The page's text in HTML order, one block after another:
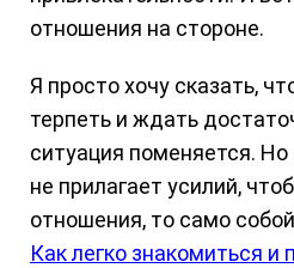
отношения на стороне.
Я просто хочу сказать,
терпеть и ждать
ситуация поменяется.
не прилагает усилий,
отношения, то само
Как легко знакомиться и